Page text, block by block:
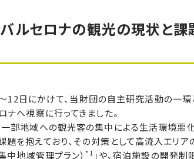
セロナの観光の現状と課
日にかけて、当財団の自主研究活動の一環と
ナへ視察に行ってきました。
一部地域への観光客の集中による生活環境悪
を抱えており、その対策として高流入エリア
中地域管理プラン） *1 」や、宿泊施設の開発制